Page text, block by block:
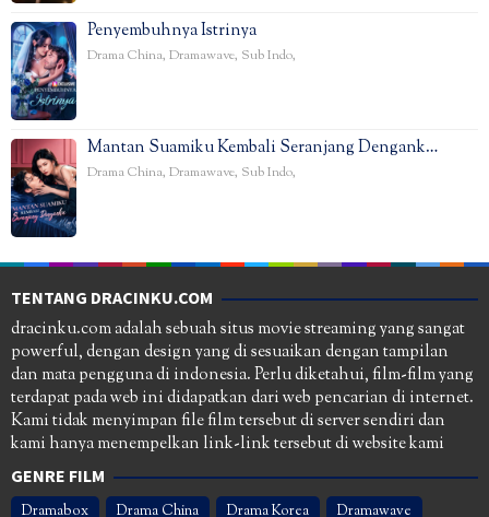
Penyembuhnya Istrinya
Drama China, Dramawave, Sub Indo,
Mantan Suamiku Kembali Seranjang Dengank…
Drama China, Dramawave, Sub Indo,
TENTANG DRACINKU.COM
dracinku.com adalah sebuah situs movie streaming yang sangat
powerful, dengan design yang di sesuaikan dengan tampilan
dan mata pengguna di indonesia. Perlu diketahui, film-film yang
terdapat pada web ini didapatkan dari web pencarian di internet.
Kami tidak menyimpan file film tersebut di server sendiri dan
kami hanya menempelkan link-link tersebut di website kami
GENRE FILM
Dramabox Drama China Drama Korea Dramawave